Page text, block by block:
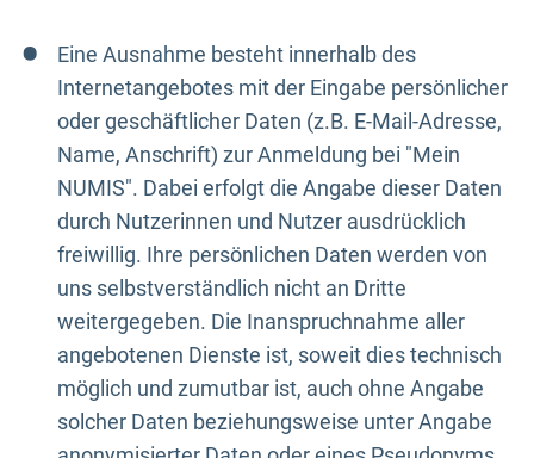
Eine Ausnahme besteht innerhalb des
Internetangebotes mit der Eingabe persönlicher
oder geschäftlicher Daten (z.B. E-Mail-Adresse,
Name, Anschrift) zur Anmeldung bei "Mein
NUMIS". Dabei erfolgt die Angabe dieser Daten
durch Nutzerinnen und Nutzer ausdrücklich
freiwillig. Ihre persönlichen Daten werden von
uns selbstverständlich nicht an Dritte
weitergegeben. Die Inanspruchnahme aller
angebotenen Dienste ist, soweit dies technisch
möglich und zumutbar ist, auch ohne Angabe
solcher Daten beziehungsweise unter Angabe